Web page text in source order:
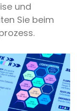
und
Sie beim